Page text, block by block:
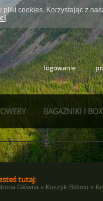
pliki cookies. Korzystając z
.
logowanie
BAGAŻNIKI I
tutaj:
Główna » Koszyk Bidonu »